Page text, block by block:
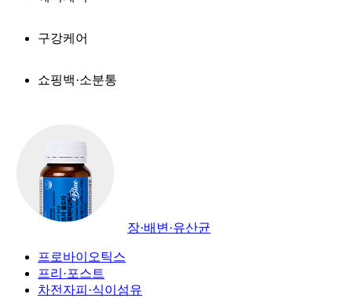
구강케어
쇼핑백·소분통
장·배변·유산균
프로바이오틱스
프리·포스트
차전자피·식이섬유